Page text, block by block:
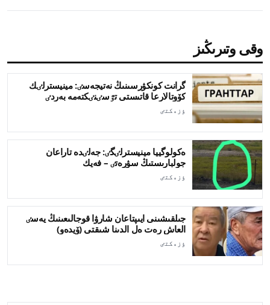
وقى وتىرىڭىز
گرانت كونكۋرسىنىڭ نەتيجەسٸ: مينيسترلٸك
كۆوتالارعا قاتىستى تٷسٸنٸكتەمە بەردٸ
ٶزەكتٸ
ەكولوگييا مينيسترلٸگٸ: جەلٸدە تاراعان
جولبارىستىڭ سۋرەتٸ – فەيك
ٶزەكتٸ
جىلقىشىنى ايىپتاعان شارۋا قوجالىعىنىڭ يەسٸ
العاش رەت ەل الدىنا شىقتى (ۆيدەو)
ٶزەكتٸ